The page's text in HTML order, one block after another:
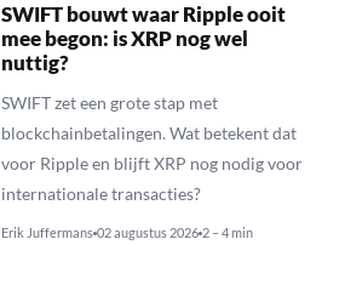
SWIFT bouwt waar Ripple ooit
mee begon: is XRP nog wel
nuttig?
SWIFT zet een grote stap met
blockchainbetalingen. Wat betekent dat
voor Ripple en blijft XRP nog nodig voor
internationale transacties?
Erik Juffermans 02 augustus 2026 2 – 4 min